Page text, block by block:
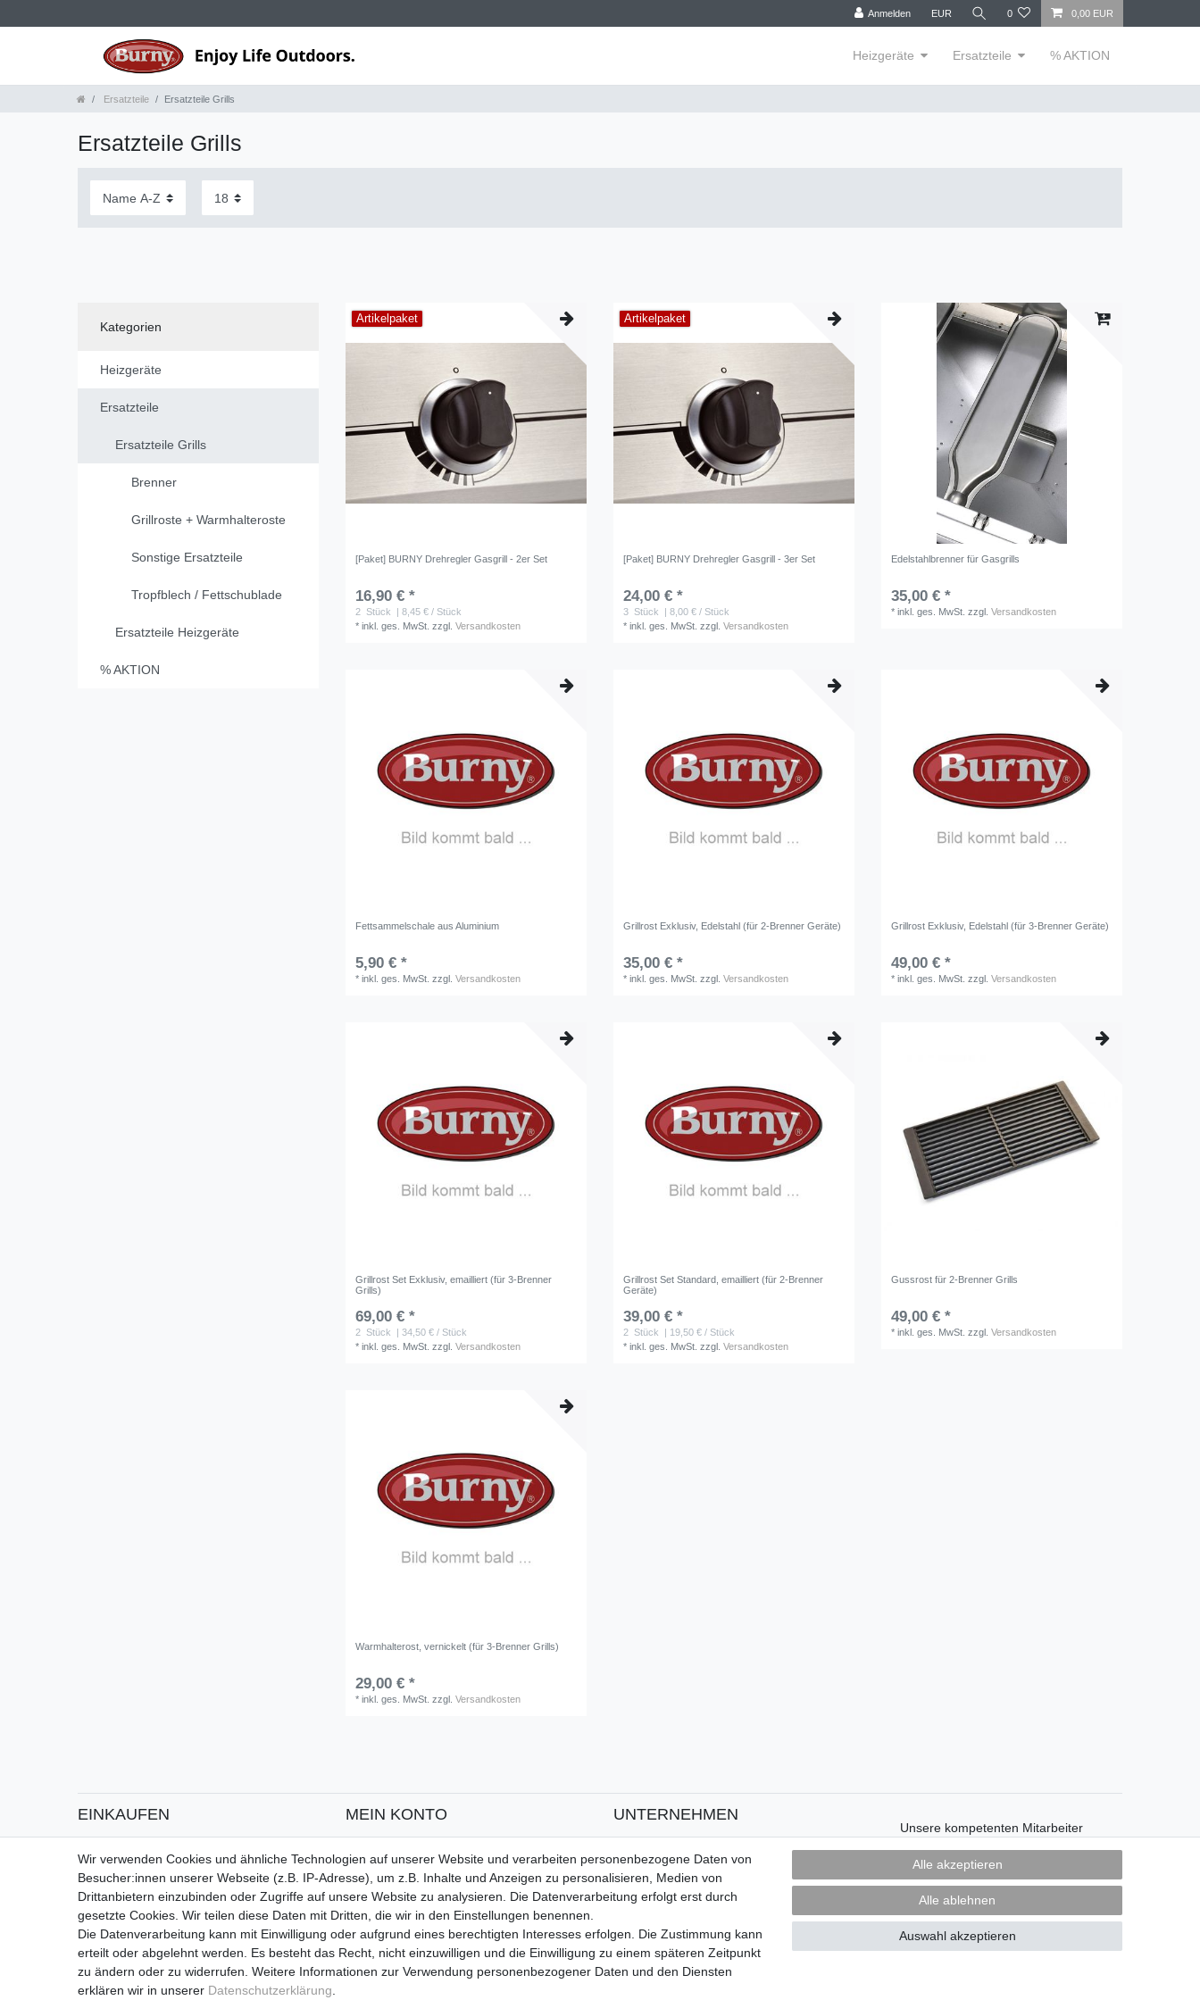
Anmelden EUR 0 0,00 EUR
Heizgeräte Ersatzteile % AKTION
Ersatzteile Ersatzteile Grills
Ersatzteile Grills
Kategorien
Heizgeräte
Ersatzteile
Ersatzteile Grills
Brenner
Grillroste + Warmhalteroste
Sonstige Ersatzteile
Tropfblech / Fettschublade
Ersatzteile Heizgeräte
% AKTION
Artikelpaket
[Paket] BURNY Drehregler Gasgrill - 2er Set
16,90 € *
2 Stück
| 8,45 € / Stück
*inkl. ges. MwSt. zzgl.Versandkosten
Artikelpaket
[Paket] BURNY Drehregler Gasgrill - 3er Set
24,00 € *
3 Stück
| 8,00 € / Stück
*inkl. ges. MwSt. zzgl.Versandkosten
Edelstahlbrenner für Gasgrills
35,00 € *
*inkl. ges. MwSt. zzgl.Versandkosten
Fettsammelschale aus Aluminium
5,90 € *
*inkl. ges. MwSt. zzgl.Versandkosten
Grillrost Exklusiv, Edelstahl (für 2-Brenner Geräte)
35,00 € *
*inkl. ges. MwSt. zzgl.Versandkosten
Grillrost Exklusiv, Edelstahl (für 3-Brenner Geräte)
49,00 € *
*inkl. ges. MwSt. zzgl.Versandkosten
Grillrost Set Exklusiv, emailliert (für 3-Brenner
Grills)
69,00 € *
2 Stück
| 34,50 € / Stück
*inkl. ges. MwSt. zzgl.Versandkosten
Grillrost Set Standard, emailliert (für 2-Brenner
Geräte)
39,00 € *
2 Stück
| 19,50 € / Stück
*inkl. ges. MwSt. zzgl.Versandkosten
Gussrost für 2-Brenner Grills
49,00 € *
*inkl. ges. MwSt. zzgl.Versandkosten
Warmhalterost, vernickelt (für 3-Brenner Grills)
29,00 € *
*inkl. ges. MwSt. zzgl.Versandkosten
EINKAUFEN
Zahlungsarten
Versandarten & -kosten
Widerrufsrecht
MEIN KONTO
Registrieren
Login
UNTERNEHMEN
Kontakt
Datenschutzerklärung
AGB
About Burny
Unsere kompetenten Mitarbeiter
Telefon 069 - 4080276-0
Wir verwenden Cookies und ähnliche Technologien auf unserer Website und verarbeiten personenbezogene Daten von
Besucher:innen unserer Webseite (z.B. IP-Adresse), um z.B. Inhalte und Anzeigen zu personalisieren, Medien von
Drittanbietern einzubinden oder Zugriffe auf unsere Website zu analysieren. Die Datenverarbeitung erfolgt erst durch
gesetzte Cookies. Wir teilen diese Daten mit Dritten, die wir in den Einstellungen benennen.
Die Datenverarbeitung kann mit Einwilligung oder aufgrund eines berechtigten Interesses erfolgen. Die Zustimmung kann
erteilt oder abgelehnt werden. Es besteht das Recht, nicht einzuwilligen und die Einwilligung zu einem späteren Zeitpunkt
zu ändern oder zu widerrufen. Weitere Informationen zur Verwendung personenbezogener Daten und den Diensten
erklären wir in unserer Daten­schutz­erklärung
Alle akzeptieren
Alle ablehnen
Auswahl akzeptieren